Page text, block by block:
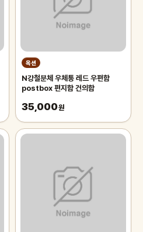
옥션
N강철분체 우체통 레드 우편함
postbox 편지함 건의함
35,000원